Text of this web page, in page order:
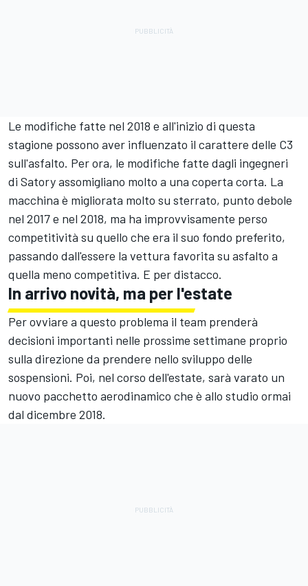
Le modifiche fatte nel 2018 e all'inizio di questa
stagione possono aver influenzato il carattere delle C3
sull'asfalto. Per ora, le modifiche fatte dagli ingegneri
di Satory assomigliano molto a una coperta corta. La
macchina è migliorata molto su sterrato, punto debole
nel 2017 e nel 2018, ma ha improvvisamente perso
competitività su quello che era il suo fondo preferito,
passando dall'essere la vettura favorita su asfalto a
quella meno competitiva. E per distacco.
In arrivo novità, ma per l'estate
Per ovviare a questo problema il team prenderà
decisioni importanti nelle prossime settimane proprio
sulla direzione da prendere nello sviluppo delle
sospensioni. Poi, nel corso dell'estate, sarà varato un
nuovo pacchetto aerodinamico che è allo studio ormai
dal dicembre 2018.